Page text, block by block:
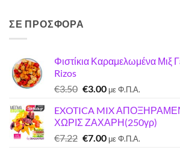
€8.50.
ΣΕ ΠΡΟΣΦΟΡΑ
Φιστίκια Καραμελωμένα Μιξ
Rizos
€3.50 Original
was:
€3.50.
€3.00Η
τιμή
είναι:
€3.00.
με Φ.Π.Α.
EXOTICA MIX
ΧΩΡΙΣ ΖΑΧΑΡΗ(250γρ)
€7.22 Original
€7.00Ημε Φ.Π.Α.